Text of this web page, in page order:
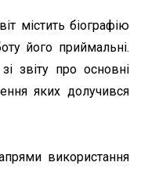
містить біографію
його приймальні.
звіту про основні
яких долучився
використання